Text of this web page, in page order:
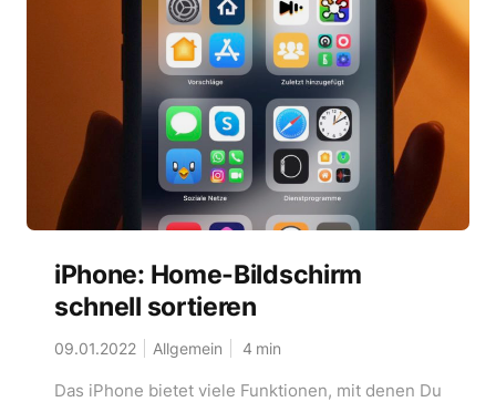
iPhone: Home-Bildschirm
schnell sortieren
09.01.2022 Allgemein 4 min
Das iPhone bietet viele Funktionen, mit denen Du